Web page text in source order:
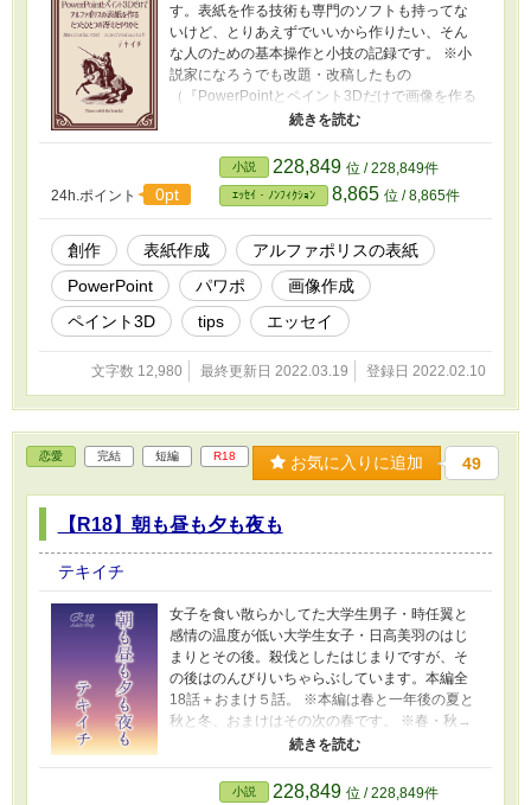
す。表紙を作る技術も専門のソフトも持ってな
いけど、とりあえずでいいから作りたい、そん
な人のための基本操作と小技の記録です。 ※小
説家になろうでも改題・改稿したもの
（『PowerPointとペイント3Dだけで画像を作る
たったひとつの冴えたやりかた』）を公開して
います。 ※「実例編」として、今までの投稿作
の表紙についての記録を追加しています。不定
期更新。
24h.ポイント
0pt
小説 228,849 位 / 228,849件
ｴｯｾｲ・ﾉﾝﾌｨｸｼｮﾝ 8,865 位 / 8,865件
創作 表紙作成
アルファポリスの表紙
PowerPoint
パワポ
画像作成
ペイント3D
tips エッセイ
文字数 12,980 最終更新日 2022.03.19 登録日 2022.02.10
恋愛 完結 短編 R18 お気に入りに追加 49
【R18】朝も昼も夕も夜も
テキイチ
女子を食い散らかしてた大学生男子・時任翼と
感情の温度が低い大学生女子・日高美羽のはじ
まりとその後。殺伐としたはじまりですが、そ
の後はのんびりいちゃらぶしています。本編全
18話＋おまけ５話。 ※本編は春と一年後の夏と
秋と冬、おまけはその次の春です。 ※春・秋→
美羽視点、夏・冬→翼視点。 ※ムーンライトノ
ベルズ、エブリスタでも公開しています。
小説 228,849 位 / 228,849件